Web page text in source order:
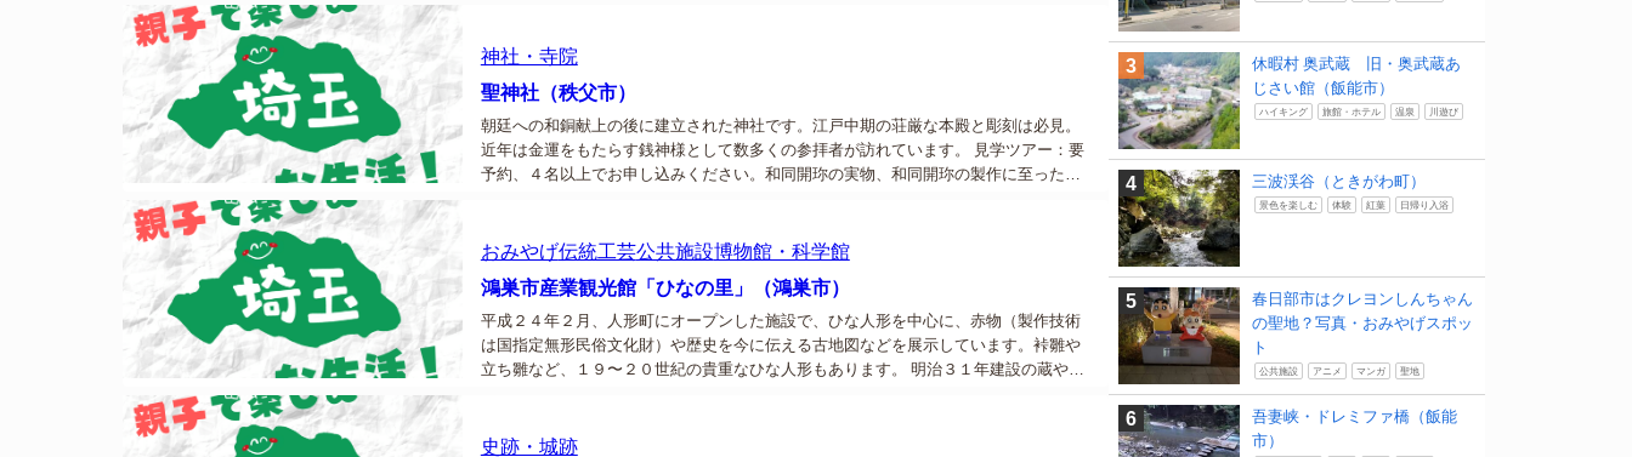
神社・寺院
聖神社（秩父市）
朝廷への和銅献上の後に建立された神社です。江戸中期の荘厳な本殿と彫刻は必見。
近年は金運をもたらす銭神様として数多くの参拝者が訪れています。 見学ツアー：要
予約、４名以上でお申し込みください。和同開珎の実物、和同開珎の製作に至った自
おみやげ伝統工芸公共施設博物館・科学館
鴻巣市産業観光館「ひなの里」（鴻巣市）
平成２４年２月、人形町にオープンした施設で、ひな人形を中心に、赤物（製作技術
は国指定無形民俗文化財）や歴史を今に伝える古地図などを展示しています。裃雛や
立ち雛など、１９〜２０世紀の貴重なひな人形もあります。 明治３１年建設の蔵や、
史跡・城跡
休暇村 奥武蔵 旧・奥武蔵あ
じさい館（飯能市）
ハイキング 旅館・ホテル 温泉 川遊び
三波渓谷（ときがわ町）
景色を楽しむ 体験 紅葉 日帰り入浴
春日部市はクレヨンしんちゃん
の聖地？写真・おみやげスポッ
ト
公共施設 アニメ マンガ 聖地
吾妻峡・ドレミファ橋（飯能
市）